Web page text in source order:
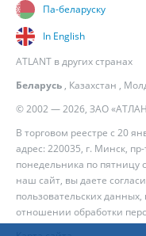
© 2002 — 2026, ЗАО
В торговом реестре с 20
адрес: 220035, г. Минск,
понедельника по пятницу
наш сайт, вы даете
пользовательских данных,
отношении обработки
Па-беларуску
In English
ATLANT в других странах
Беларусь , Казахстан ,